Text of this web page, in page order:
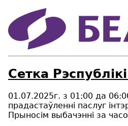
Сетка
01.07.2025г. з 01:00 да
прадастаўленні паслуг
Прыносім выбачэнні за